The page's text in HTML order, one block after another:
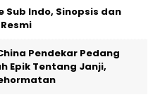
Sub Indo, Sinopsis dan
Pendekar Pedang
Epik Tentang Janji,